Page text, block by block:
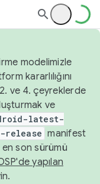
modelimizle
kararlılığını
ve 4. çeyreklerde
ve
latest-
release manifest
son sürümü
yapılan